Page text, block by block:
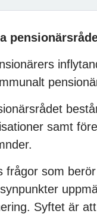
samt
frågor som
Syftet är